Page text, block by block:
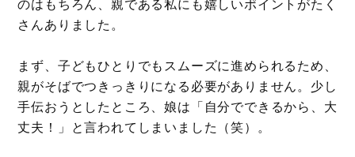
さんありました。
まず、子どもひとりでもスムーズに進められるため、
親がそばでつきっきりになる必要がありません。少し
手伝おうとしたところ、娘は「自分でできるから、大
丈夫！」と言われてしまいました（笑）。